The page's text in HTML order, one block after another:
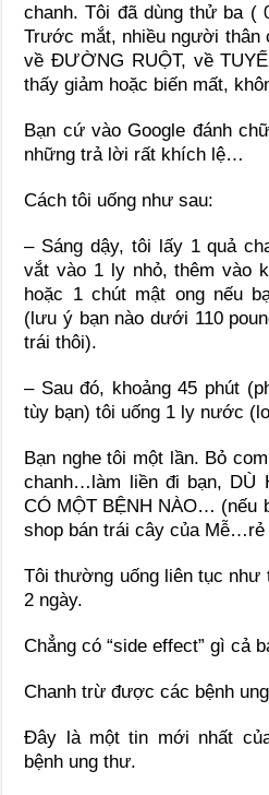
chanh. Tôi đã dùng thử ba (
Trước mắt, nhiều người thân
về ĐƯỜNG RUỘT, về
thấy giảm hoặc biến mất,
Bạn cứ vào Google đánh
những trả lời rất khích lệ…
Cách tôi uống như sau:
– Sáng dậy, tôi lấy 1 quả
vắt vào 1 ly nhỏ, thêm vào
hoặc 1 chút mật ong nếu
(lưu ý bạn nào dưới 110
trái thôi).
– Sau đó, khoảng 45 phút
tùy bạn) tôi uống 1 ly nước
Bạn nghe tôi một lần. Bỏ
chanh…làm liền đi bạn, DÙ
CÓ MỘT BỆNH NÀO… (nếu
shop bán trái cây của Mễ…rẻ
Tôi thường uống liên tục như
2 ngày.
Chẳng có “side effect” gì cả
Chanh trừ được các bệnh
Đây là một tin mới nhất
bệnh ung thư.